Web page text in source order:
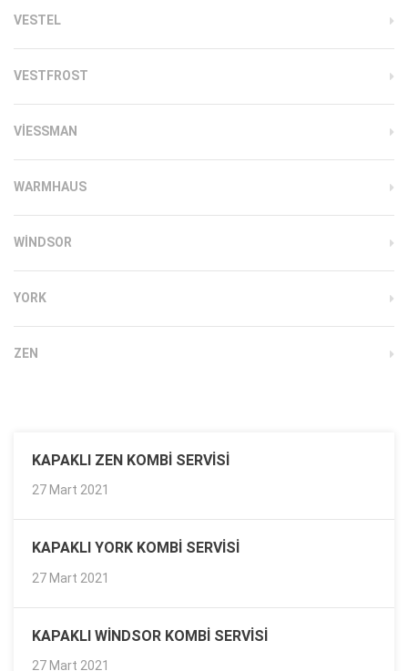
VESTEL
VESTFROST
VIESSMAN
WARMHAUS
WINDSOR
YORK
ZEN
KAPAKLI ZEN KOMBI SERVISI
27 Mart 2021
KAPAKLI YORK KOMBI SERVISI
27 Mart 2021
KAPAKLI WINDSOR KOMBI SERVISI
27 Mart 2021